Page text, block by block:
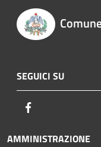
SEGUICI SU
AMMINISTRAZIONE